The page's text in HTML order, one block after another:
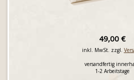
49,00 €
inkl. MwSt. zzgl.
versandfertig
1-2 Arbeitstage